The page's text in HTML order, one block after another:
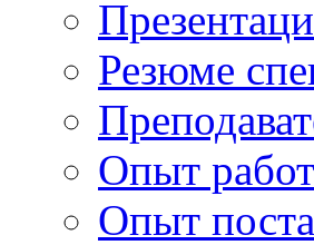
Резюме
Опыт
Опыт